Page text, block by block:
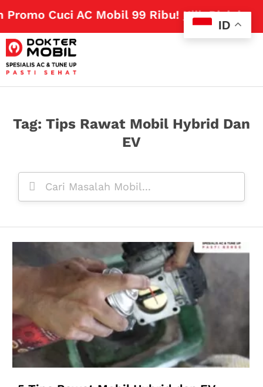
Cuci AC Mobil 99 Ribu!Klik Disini
Tag: Tips Rawat Mobil Hybrid Dan
EV
ID